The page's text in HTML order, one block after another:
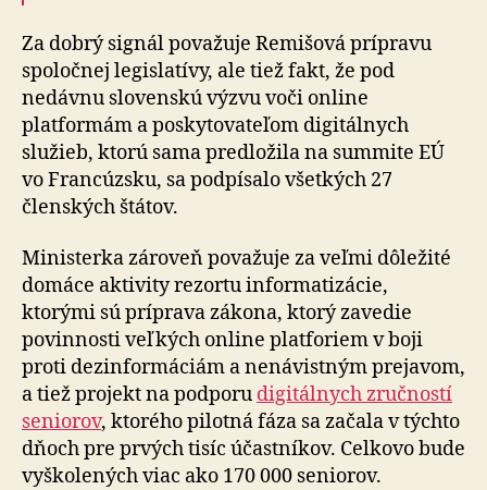
Za dobrý signál považuje Remišová prípravu
spoločnej legislatívy, ale tiež fakt, že pod
nedávnu slovenskú výzvu voči online
platformám a poskytovateľom digitálnych
služieb, ktorú sama predložila na summite EÚ
vo Francúzsku, sa podpísalo všetkých 27
členských štátov.
Ministerka zároveň považuje za veľmi dôležité
domáce aktivity rezortu informatizácie,
ktorými sú príprava zákona, ktorý zavedie
povinnosti veľkých online platforiem v boji
proti dezinformáciám a nenávistným prejavom,
a tiež projekt na podporu digitálnych zručností
seniorov, ktorého pilotná fáza sa začala v týchto
dňoch pre prvých tisíc účastníkov. Celkovo bude
vyškolených viac ako 170 000 seniorov.